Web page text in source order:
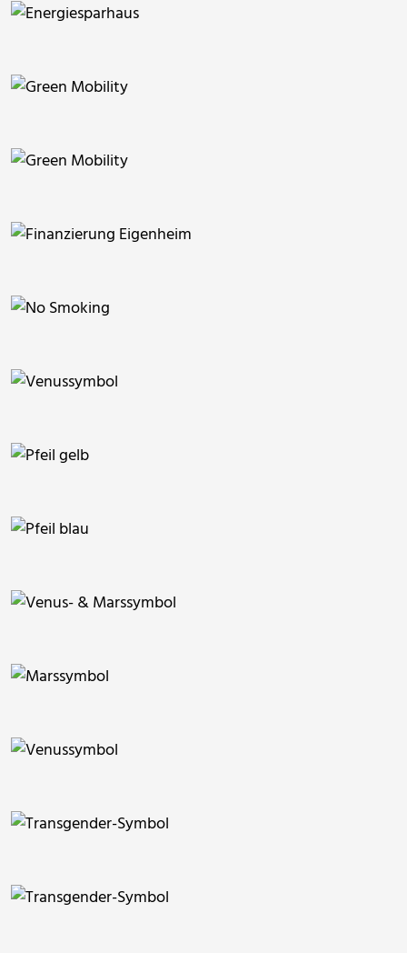
ThommyWeiss
ThommyWeiss
ThommyWeiss
ThommyWeiss
ThommyWeiss
ThommyWeiss
ThommyWeiss
ThommyWeiss
ThommyWeiss
ThommyWeiss
ThommyWeiss
ThommyWeiss
ThommyWeiss